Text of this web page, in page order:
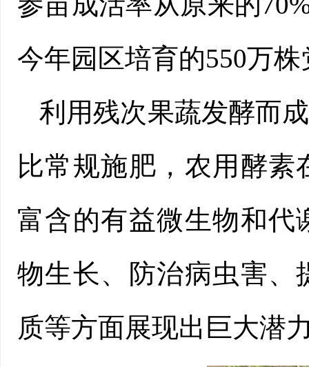
今年园区培育的550万
利用残次果蔬发酵而
比常规施肥，农用酵
富含的有益微生物和代
物生长、防治病虫害、
质等方面展现出巨大潜